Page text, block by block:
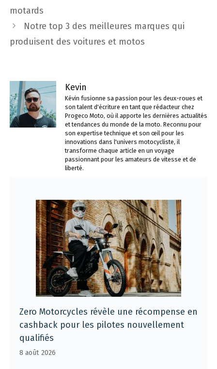
motards
Notre top 3 des meilleures marques qui
produisent des voitures et motos
Kevin
Kévin fusionne sa passion pour les deux-roues et
son talent d'écriture en tant que rédacteur chez
Progeco Moto, où il apporte les dernières actualités
et tendances du monde de la moto. Reconnu pour
son expertise technique et son œil pour les
innovations dans l'univers motocycliste, il
transforme chaque article en un voyage
passionnant pour les amateurs de vitesse et de
liberté.
Zero Motorcycles révèle une récompense en
cashback pour les pilotes nouvellement
qualifiés
8 août 2026